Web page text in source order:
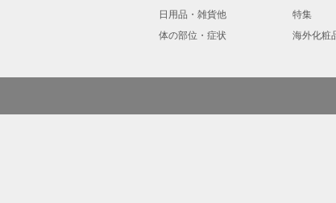
日用品・雑貨他
特集
体の部位・症状
海外化粧